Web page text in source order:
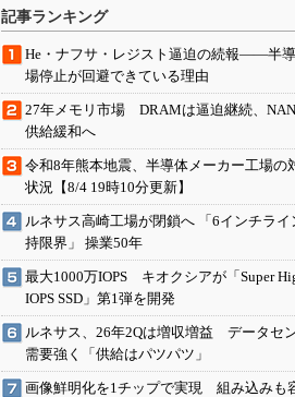
記事ランキング
He・ナフサ・レジスト逼迫の続報――半
場停止が回避できている理由
27年メモリ市場 DRAMは逼迫継続、
供給緩和へ
令和8年熊本地震、半導体メーカー工場の
状況【8/4 19時10分更新】
ルネサス高崎工場が閉鎖へ 「6インチライ
持限界」 操業50年
最大1000万IOPS キオクシアが「Super
IOPS SSD」第1弾を開発
ルネサス、26年2Qは増収増益 データセ
需要強く「供給はパツパツ」
画像鮮明化を1チップで実現 組み込みも